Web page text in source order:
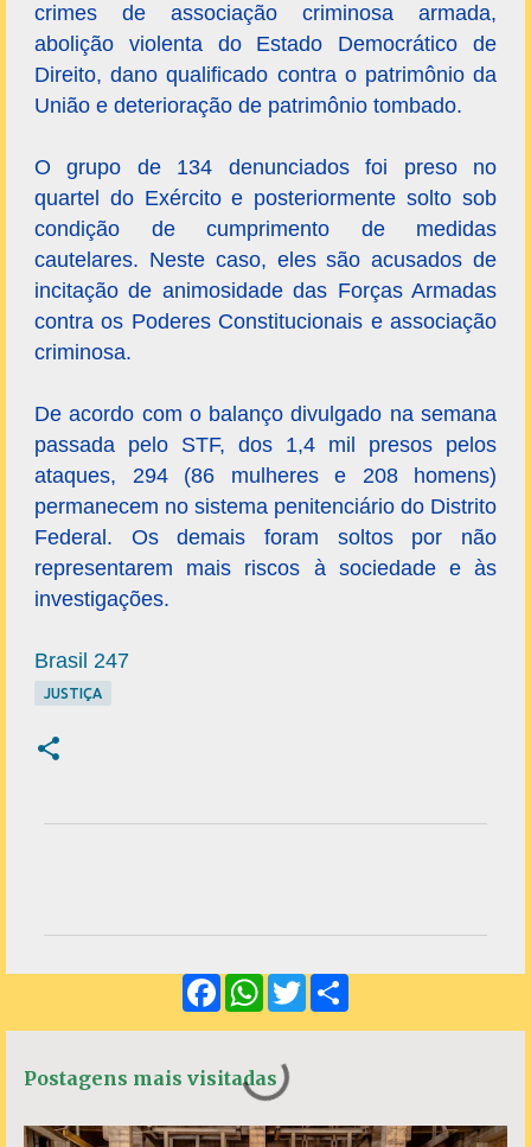
crimes de associação criminosa armada,
abolição violenta do Estado Democrático de
Direito, dano qualificado contra o patrimônio da
União e deterioração de patrimônio tombado.
O grupo de 134 denunciados foi preso no
quartel do Exército e posteriormente solto sob
condição de cumprimento de medidas
cautelares. Neste caso, eles são acusados de
incitação de animosidade das Forças Armadas
contra os Poderes Constitucionais e associação
criminosa.
De acordo com o balanço divulgado na semana
passada pelo STF, dos 1,4 mil presos pelos
ataques, 294 (86 mulheres e 208 homens)
permanecem no sistema penitenciário do Distrito
Federal. Os demais foram soltos por não
representarem mais riscos à sociedade e às
investigações.
Brasil 247
JUSTIÇA
t
i
F
a
o
W
h
A
p
T
w
Postagens mais visitadas